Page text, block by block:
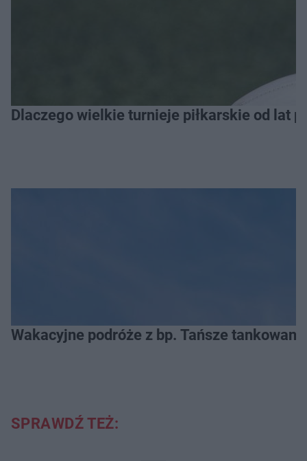
Dlaczego wielkie turnieje piłkarskie od lat
Wakacyjne podróże z bp. Tańsze
SPRAWDŹ TEŻ: